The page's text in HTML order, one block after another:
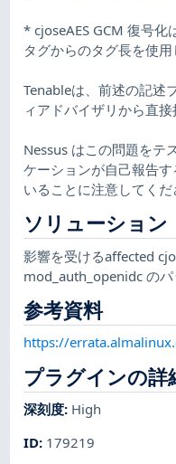
* cjoseAES GCM 復号化
タグからのタグ長を使
Tenableは、前述の記述
ィアドバイザリから直接
Nessus はこの問題をテ
ケーションが自己報告
いることに注意してくだ
ソリューション
影響を受けるaffected
mod_auth_openidc のパ
参考資料
https://
プラグインの詳
深刻度: High
ID: 179219